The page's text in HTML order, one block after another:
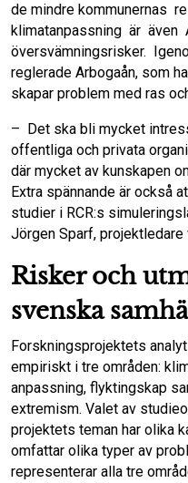
de mindre kommunernas
klimatanpassning är
översvämningsrisker.
reglerade Arbogaån, som
skapar problem med ras
– Det ska bli mycket
offentliga och privata
där mycket av kunskapen
Extra spännande är också
studier i RCR:s
Jörgen Sparf, projektledare
Risker och
svenska
Forskningsprojektets
empiriskt i tre områden:
anpassning, flyktingskap
extremism. Valet av
projektets teman har olika
omfattar olika typer av
representerar alla tre